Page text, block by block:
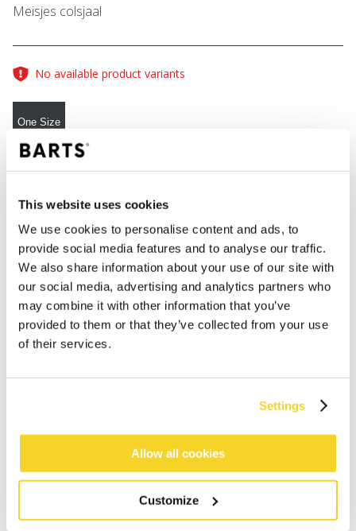
This website uses cookies
We use cookies to personalise content and ads, to
provide social media features and to analyse our traffic.
We also share information about your use of our site with
our social media, advertising and analytics partners who
may combine it with other information that you’ve
provided to them or that they’ve collected from your use
of their services.
Settings
Allow all cookies
Customize
Meisjes colsjaal
No available product variants
One Size
IN WINKELWAGEN
Bestellingen die op werkdagen vóór 12:00 uur
worden geplaatst, worden dezelfde dag verzonden
NL
BESCHRIJVING
Zacht en rekbaar